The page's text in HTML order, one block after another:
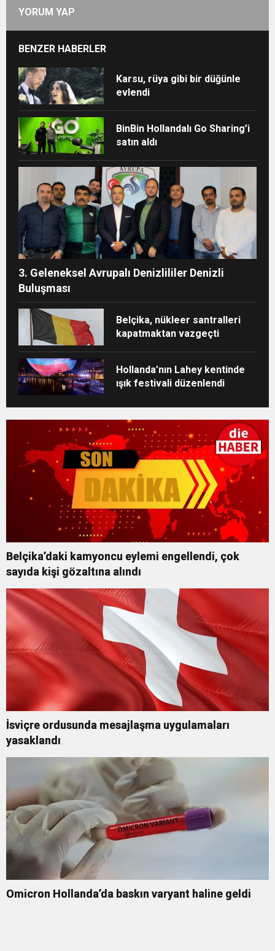
YORUM YAP
BENZER HABERLER
Karsu, rüya gibi bir düğünle
evlendi
BinBin Hollandalı Go Sharing’i
satın aldı
3. Geleneksel Avrupalı Denizlililer Denizli
Buluşması
Belçika, nükleer santralleri
kapatmaktan vazgeçti
Hollanda’nın Lahey kentinde
ışık festivali düzenlendi
Belçika’daki kamyoncu eylemi engellendi, çok
sayıda kişi gözaltına alındı
İsviçre ordusunda mesajlaşma uygulamaları
yasaklandı
Omicron Hollanda’da baskın varyant haline geldi